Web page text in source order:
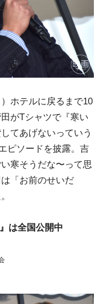
ホテルに戻るまで10
がTシャツで『寒い
てあげないっていう
ピソードを披露。吉
寒そうだな〜って思
「お前のせいだ
』は全国公開中